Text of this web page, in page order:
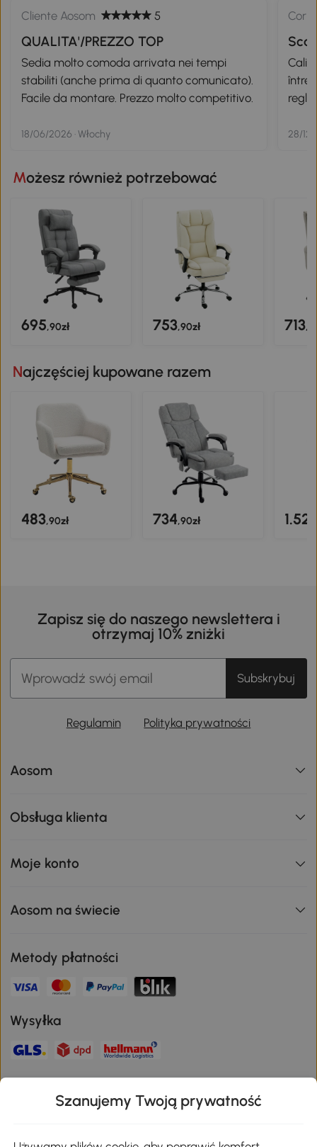
Cliente Aosom 5
QUALITA'/PREZZO TOP
Sedia molto comoda arrivata nei tempi
stabiliti (anche prima di quanto comunicato).
Facile da montare. Prezzo molto competitivo.
18/06/2026 · Włochy 28/12/
Możesz również potrzebować
695,90zł 753,90zł 713
Najczęściej kupowane razem
483,90zł 734,90zł
Zapisz się do naszego newslettera i
otrzymaj 10% zniżki
Subskrybuj
Regulamin Polityka prywatności
Aosom
Obsługa klienta
Moje konto
Aosom na świecie
Metody płatności
Wysyłka
Szanujemy Twoją prywatność